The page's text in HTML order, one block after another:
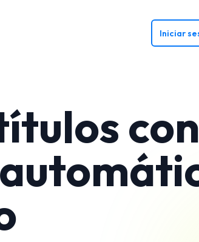
Iniciar